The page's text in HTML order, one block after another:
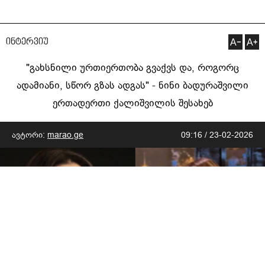
ინტერვიუ
"გახსნილი ურთიერთობა გვაქვს და, როგორც
ადამიანი, სწორ გზას ადგას" - ნინი ბადურაშვილი
ერთადერთი ქალიშვილის შესახებ
ავტორი: marao.ge 09:16 / 23-02-2026